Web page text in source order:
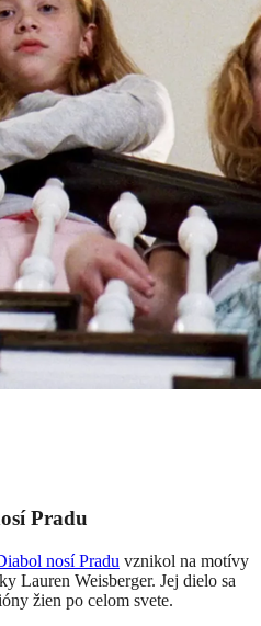
Pradu
nosí Pradu vznikol na motívy
Lauren Weisberger. Jej dielo sa
žien po celom svete.